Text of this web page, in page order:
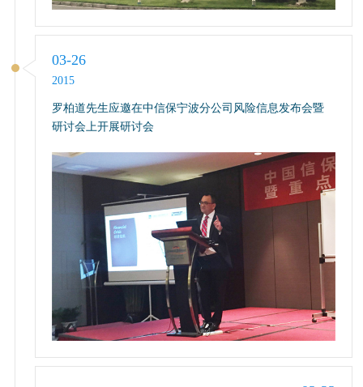
03-26
2015
罗柏道先生应邀在中信保宁波分公司风险信息发布会暨
研讨会上开展研讨会